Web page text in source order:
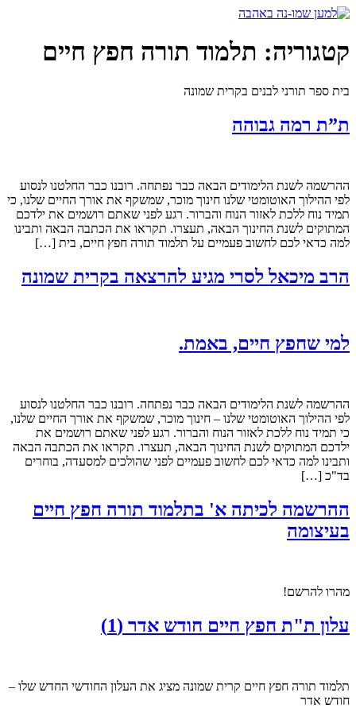
דלג
קטגוריה: תלמוד תורה חפץ חיים
בית ספר תורני לבנים בקרית שמונה
ת”ת רמה גבוהה
ההרשמה לשנת הלימודים הבאה כבר נפתחה. רובנו כבר החלטנו לנסוע
לפי ההילוך האוטומטי שלנו חינוך מוכר, שמשקף את אורך החיים שלנו, כי
תמיד נוח ללכת לאזור הנוח והברור. רגע לפני שאתם רושמים את ילדכם
המתוקים לשנת החינוך הבאה, תעצרו. תקראו את הכתבה הבאה ותבינו
למה כדאי לכם לחשוב פעמיים על תלמוד תורה חפץ חיים, בית […]
הרב מיכאל לסרי מגיע להרצאה בקרית שמונה
למי שחפץ חיים, באמת.
ההרשמה לשנת הלימודים הבאה כבר נפתחה. רובנו כבר החלטנו לנסוע
לפי ההילוך האוטומטי שלנו – חינוך מוכר, שמשקף את אורך החיים שלנו,
כי תמיד נוח ללכת לאזור הנוח והברור. רגע לפני שאתם רושמים את
ילדכם המתוקים לשנת החינוך הבאה, תעצרו. תקראו את הכתבה הבאה
ותבינו למה כדאי לכם לחשוב פעמיים לפני שהולכים למסעדה, בוחרים
בד"כ […]
ההרשמה לכיתה א' בתלמוד תורה חפץ חיים
בעיצומה
מהרו להרשם!
עלון ת"ת חפץ חיים חודש אדר (1)
תלמוד תורה חפץ חיים קרית שמונה מציג את העלון החודשי החדש שלו –
חודש אדר